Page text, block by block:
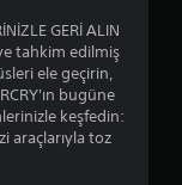
GERİ ALIN
tahkim edilmiş
ele geçirin,
bugüne
keşfedin:
araçlarıyla toz